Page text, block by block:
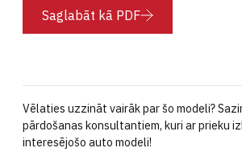
Saglabāt kā PDF
Vēlaties uzzināt vairāk par šo modeli?
pārdošanas konsultantiem, kuri ar prieku
interesējošo auto modeli!